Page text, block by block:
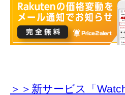
＞＞新サービス「